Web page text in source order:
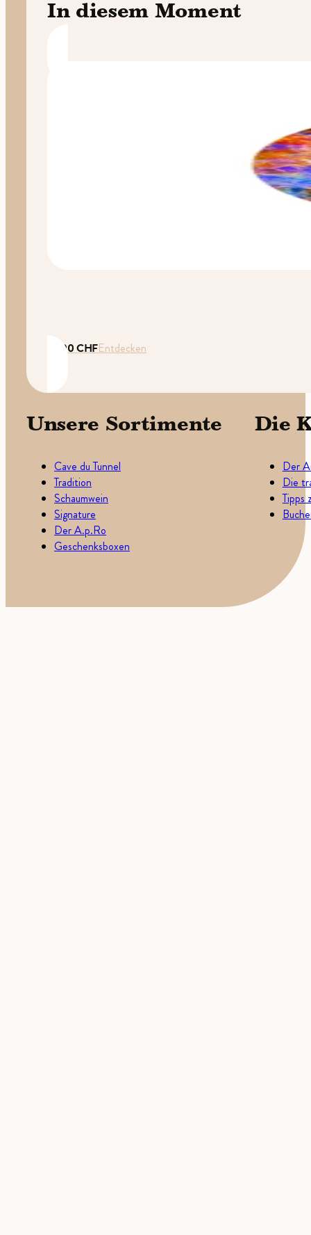
In diesem Moment
35.00CHFEntdecken
Unsere Sortimente
Cave du Tunnel
Tradition
Schaumwein
Signature
Der A.p.Ro
Geschenksboxen
Die
Der
Die
Tipps